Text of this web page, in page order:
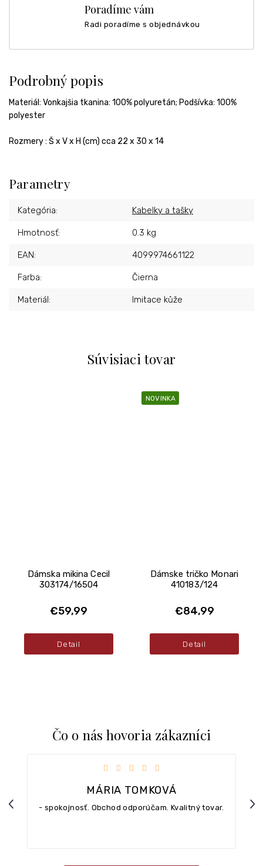
Poradíme vám
Radi poradíme s objednávkou
Súvisiaci tovar
Dámska mikina Cecil
303174/16504
€59,99
Detail
NOVINKA
Dámske tričko Monari
410183/124
€84,99
Detail
Podrobný popis
Materiál: Vonkajšia tkanina: 100% polyuretán; Podšívka: 100%
polyester
Rozmery: Š x V x H (cm) cca 22 x 30 x 14
Parametry
Kategória: Kabelky a tašky
Hmotnosť: 0.3 kg
EAN: 4099974661122
Farba: Čierna
Materiál: Imitace kůže
Čo o nás hovoria zákazníci
Previous
MÁRIA TOMKOVÁ
Hodnotenie obchodu je 5 z 5 hviezdičiek.
- spokojnosť. Obchod odporúčam. Kvalitný tovar.